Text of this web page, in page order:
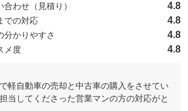
点満点中）
合わせ（見積り） 4.8
での対応 4.8
分かりやすさ 4.8
メ度 4.8
軽自動車の売却と中古車の購入をさせてい
当してくださった営業マンの方の対応がと